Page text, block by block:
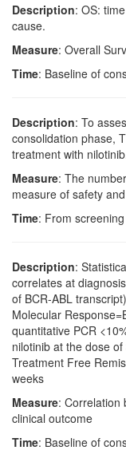
Description: OS:
cause.
Measure: Overall
Time: Baseline of
Description: To
consolidation phase,
treatment with
Measure: The
measure of safety
Time: From
Description:
correlates at
of BCR-ABL
Molecular
quantitative PCR
nilotinib at the dose
Treatment Free
weeks
Measure: Correlation
clinical outcome
Time: Baseline of